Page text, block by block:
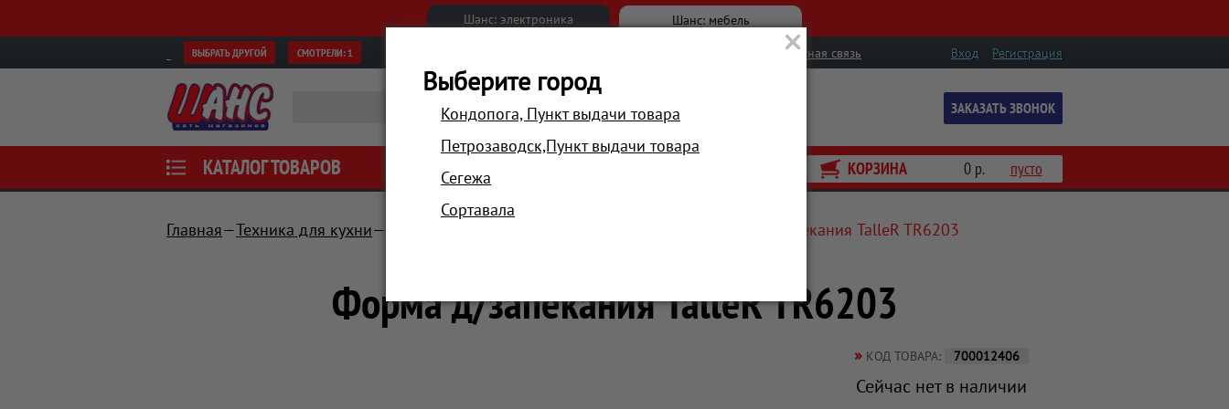
Шанс: электроника Шанс: мебель
ВЫБРАТЬ ДРУГОЙ СМОТРЕЛИ: 1 Вход Регистрация
Обратная связь
ЗАКАЗАТЬ ЗВОНОК
КАТАЛОГ ТОВАРОВ АКЦИИ КОРЗИНА 0 р. пусто
Главная Техника для кухни Форма д/запекания TalleR TR6203
Форма д/запекания TalleR TR6203
» КОД ТОВАРА: 700012406
Сейчас нет в наличии
Выберите город
Кондопога, Пункт выдачи товара
Петрозаводск,Пункт выдачи товара
Сегежа
Сортавала